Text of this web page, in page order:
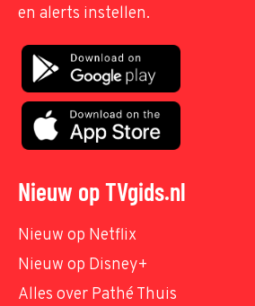
en alerts instellen.
Nieuw op TVgids.nl
Nieuw op Netflix
Nieuw op Disney+
Alles over Pathé Thuis